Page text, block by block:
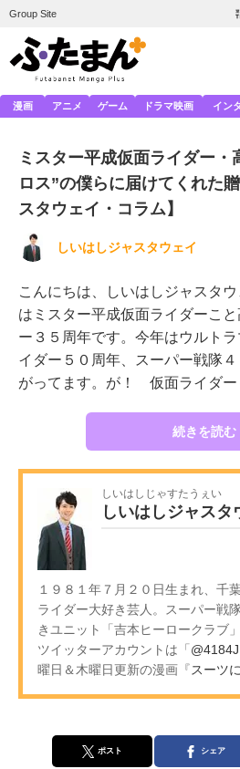
Group Site
漫画 アニメ ゲーム ドラマ映画 イン
ミスター平成仮面ライダー・
ロス”の僕らに届けてくれた
スタウェイ・コラム】
しいはしジャスタウェイ
こんにちは、しいはしジャスタ
はミスター平成仮面ライダーこ
ー３５周年です。今年はウルト
イダー５０周年、スーパー戦隊
がってます。が！ 仮面ライダ
続きを読む
しいはしじゃすたうぇい
しいはしジャスタ
１９８１年７月２０日生まれ、千
ライダー大好き芸人。スーパー戦
きユニット「吉本ヒーロークラブ
ツイッターアカウントは「
曜日＆木曜日更新の漫画『スーツ
ポスト シェア